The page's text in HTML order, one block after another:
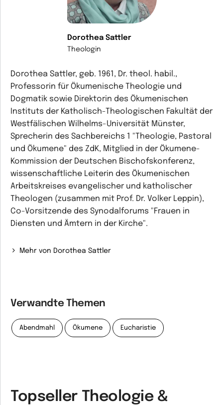
Dorothea Sattler
Theologin
Dorothea Sattler, geb. 1961, Dr. theol. habil.,
Professorin für Ökumenische Theologie und
Dogmatik sowie Direktorin des Ökumenischen
Instituts der Katholisch-Theologischen Fakultät der
Westfälischen Wilhelms-Universität Münster,
Sprecherin des Sachbereichs 1 "Theologie, Pastoral
und Ökumene" des ZdK, Mitglied in der Ökumene-
Kommission der Deutschen Bischofskonferenz,
wissenschaftliche Leiterin des Ökumenischen
Arbeitskreises evangelischer und katholischer
Theologen (zusammen mit Prof. Dr. Volker Leppin),
Co-Vorsitzende des Synodalforums "Frauen in
Diensten und Ämtern in der Kirche".
Mehr von Dorothea Sattler
Verwandte Themen
Abendmahl Ökumene Eucharistie
Topseller Theologie &